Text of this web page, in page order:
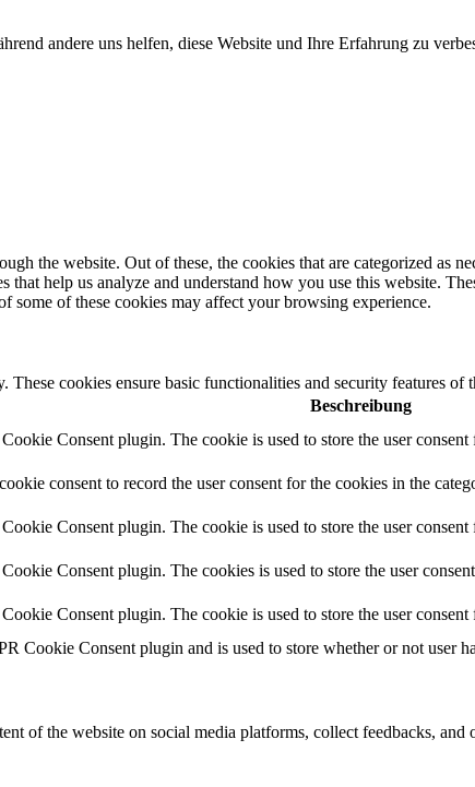
andere uns helfen, diese Website und Ihre Erfahrung zu
the website. Out of these, the cookies that are categorized as
help us analyze and understand how you use this website.
some of these cookies may affect your browsing experience.
cookies ensure basic functionalities and security features of
Beschreibung
Consent plugin. The cookie is used to store the user
consent to record the user consent for the cookies in the
Consent plugin. The cookie is used to store the user
Consent plugin. The cookies is used to store the user
Consent plugin. The cookie is used to store the user
Cookie Consent plugin and is used to store whether or not user
of the website on social media platforms, collect feedbacks, and